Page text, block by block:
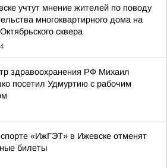
учтут мнение жителей по поводу
многоквартирного дома на
сквера
здравоохранения РФ Михаил
посетил Удмуртию с рабочим
«ИжГЭТ» в Ижевске отменят
билеты